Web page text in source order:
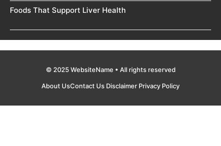
Foods That Support Liver Health
© 2025 WebsiteName • All rights reserved
About UsContact Us Disclaimer Privacy Policy